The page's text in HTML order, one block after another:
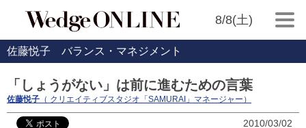
8/8(土)
佐藤悦子 バランス・マネジメント
「しょうがない」は前に進むための言葉
佐藤悦子 （ クリエイティブスタジオ「SAMURAI」マネージャー）
2010/03/02